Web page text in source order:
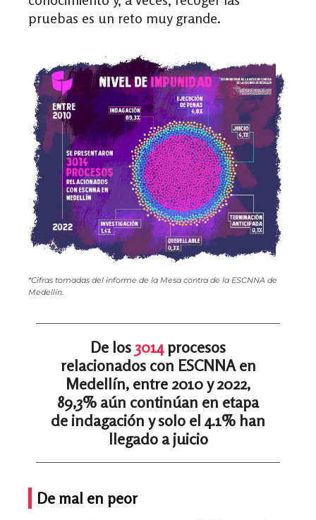
pruebas es un reto muy grande.
*Cifras tomadas del informe de la Mesa contra de la ESCNNA de
Medellín.
De los3014procesos
relacionados con ESCNNA en
Medellín, entre 2010 y 2022,
89,3% aún continúan en etapa
de indagación y solo el 4.1% han
llegado a juicio
De mal en peor